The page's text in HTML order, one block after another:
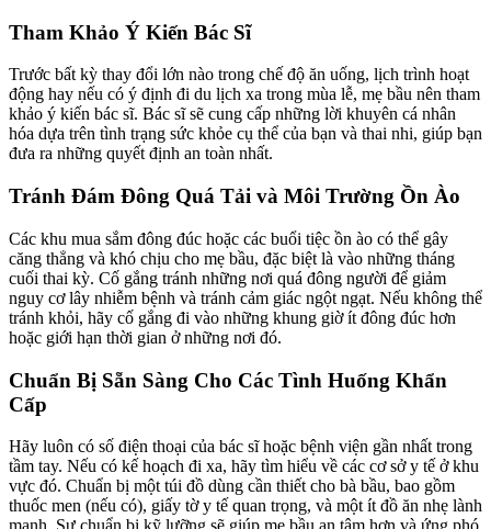
Tham Khảo Ý Kiến Bác Sĩ
Trước bất kỳ thay đổi lớn nào trong chế độ ăn uống, lịch trình hoạt
động hay nếu có ý định đi du lịch xa trong mùa lễ, mẹ bầu nên tham
khảo ý kiến bác sĩ. Bác sĩ sẽ cung cấp những lời khuyên cá nhân
hóa dựa trên tình trạng sức khỏe cụ thể của bạn và thai nhi, giúp bạn
đưa ra những quyết định an toàn nhất.
Tránh Đám Đông Quá Tải và Môi Trường Ồn Ào
Các khu mua sắm đông đúc hoặc các buổi tiệc ồn ào có thể gây
căng thẳng và khó chịu cho mẹ bầu, đặc biệt là vào những tháng
cuối thai kỳ. Cố gắng tránh những nơi quá đông người để giảm
nguy cơ lây nhiễm bệnh và tránh cảm giác ngột ngạt. Nếu không thể
tránh khỏi, hãy cố gắng đi vào những khung giờ ít đông đúc hơn
hoặc giới hạn thời gian ở những nơi đó.
Chuẩn Bị Sẵn Sàng Cho Các Tình Huống Khẩn
Cấp
Hãy luôn có số điện thoại của bác sĩ hoặc bệnh viện gần nhất trong
tầm tay. Nếu có kế hoạch đi xa, hãy tìm hiểu về các cơ sở y tế ở khu
vực đó. Chuẩn bị một túi đồ dùng cần thiết cho bà bầu, bao gồm
thuốc men (nếu có), giấy tờ y tế quan trọng, và một ít đồ ăn nhẹ lành